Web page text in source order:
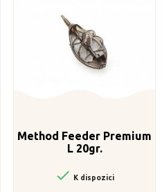
Method Feeder Premium
L 20gr.
 K dispozici